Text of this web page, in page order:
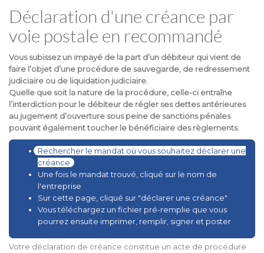
Déclaration d'une créance par
voie postale en recommandé
Vous subissez un impayé de la part d’un débiteur qui vient de
faire l’objet d’une procédure de sauvegarde, de redressement
judiciaire ou de liquidation judiciaire.
Quelle que soit la nature de la procédure, celle-ci entraîne
l’interdiction pour le débiteur de régler ses dettes antérieures
au jugement d’ouverture sous peine de sanctions pénales
pouvant également toucher le bénéficiaire des règlements.
Rechercher le mandat où vous souhaitez déclarer une
créance
Une fois le mandat trouvé, cliqué sur le nom de
l'entreprise
Sur cette page, cliqué sur "déclarer une créance"
Vous téléchargez un fichier pré-remplie que vous
pourrez ensuite imprimer, remplir, signer et poster
Votre déclaration de créance constitue un acte de procédure